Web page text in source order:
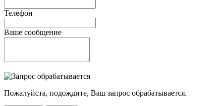
Телефон
Ваше сообщение
Пожалуйста, подождите, Ваш запрос обрабатывается.